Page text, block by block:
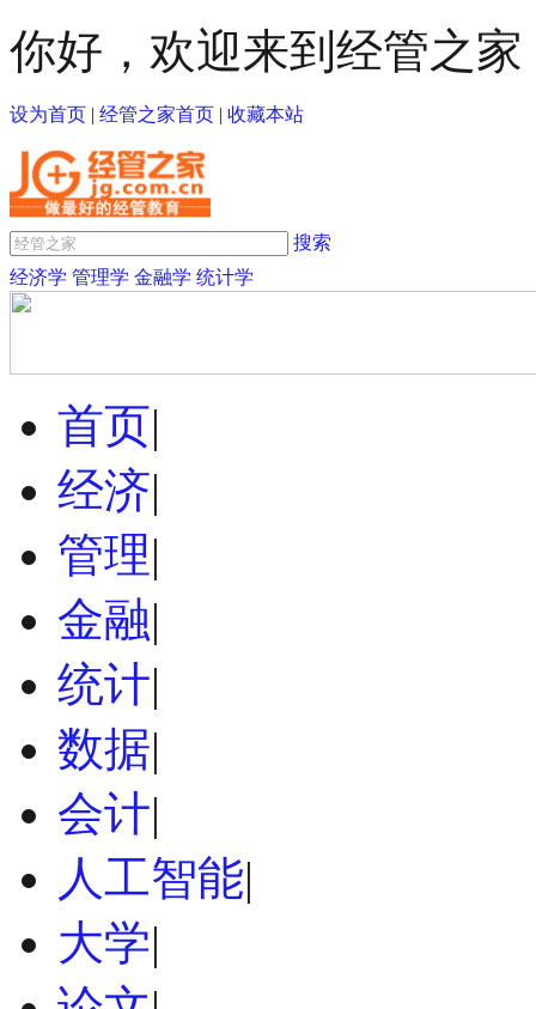
你好，欢迎来到经管之家
设为首页 | 经管之家首页 | 收藏本站
搜索
经济学 管理学 金融学 统计学
首页|
经济|
管理|
金融|
统计|
数据|
会计|
人工智能|
大学|